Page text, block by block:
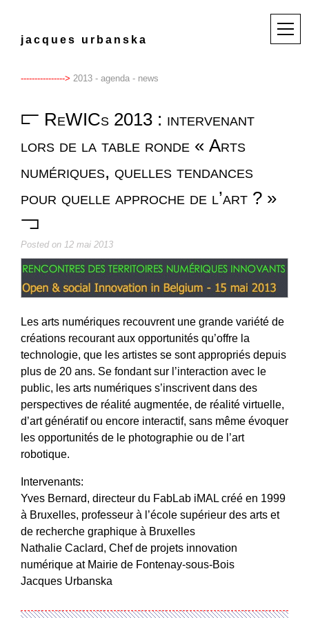
content
jacq u es u r ba n s ka
M
e
2013 - agenda - news
ReWICs 2013 : intervenant
lors de la table ronde « Arts
numériques, quelles tendances
pour quelle approche de l’art ? »
Posted on 12 mai 2013
Les arts numériques recouvrent une grande variété de
créations recourant aux opportunités qu’offre la
technologie, que les artistes se sont appropriés depuis
plus de 20 ans. Se fondant sur l’interaction avec le
public, les arts numériques s’inscrivent dans des
perspectives de réalité augmentée, de réalité virtuelle,
d’art génératif ou encore interactif, sans même évoquer
les opportunités de le photographie ou de l’art
robotique.
Intervenants:
Yves Bernard, directeur du FabLab iMAL créé en 1999
à Bruxelles, professeur à l’école supérieur des arts et
de recherche graphique à Bruxelles
Nathalie Caclard, Chef de projets innovation
numérique at Mairie de Fontenay-sous-Bois
Jacques Urbanska